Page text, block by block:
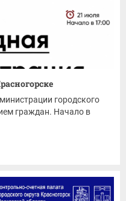
городского
граждан. Начало в